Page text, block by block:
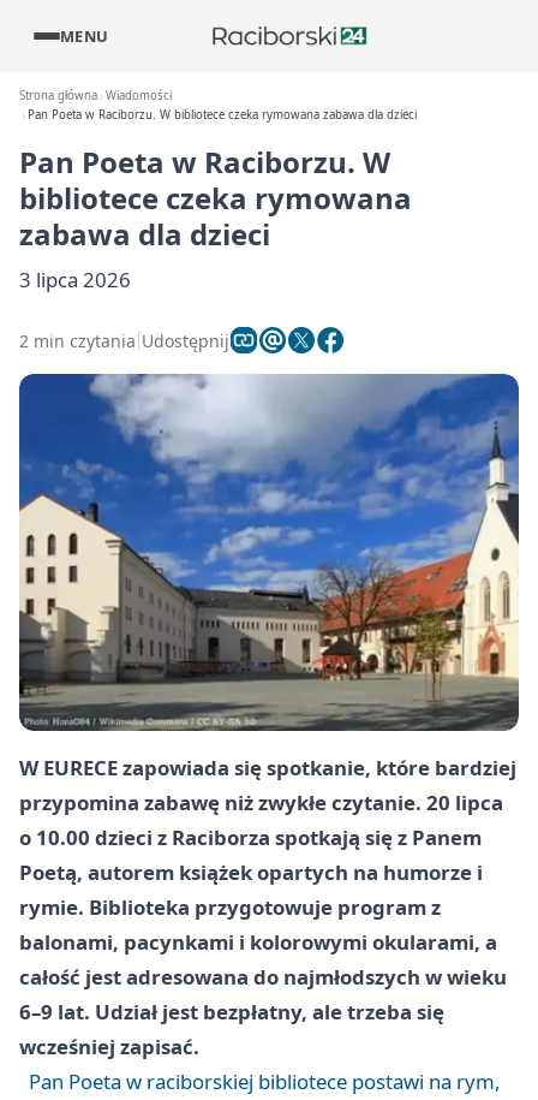
MENU
Strona główna Wiadomości
Pan Poeta w Raciborzu. W bibliotece czeka rymowana zabawa dla dzieci
Pan Poeta w Raciborzu. W
bibliotece czeka rymowana
zabawa dla dzieci
3 lipca 2026
2 min czytania Udostępnij
W EURECE zapowiada się spotkanie, które bardziej
przypomina zabawę niż zwykłe czytanie. 20 lipca
o 10.00 dzieci z Raciborza spotkają się z Panem
Poetą, autorem książek opartych na humorze i
rymie. Biblioteka przygotowuje program z
balonami, pacynkami i kolorowymi okularami, a
całość jest adresowana do najmłodszych w wieku
6–9 lat. Udział jest bezpłatny, ale trzeba się
wcześniej zapisać.
Pan Poeta w raciborskiej bibliotece postawi na rym,